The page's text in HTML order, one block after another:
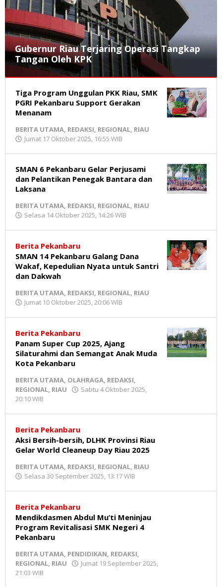
Gubernur Riau Terjaring Operasi Tangkap
Tangan Oleh KPK
UTAMA,
HUKUM,
REDAKSI,
RIAU
November
2025,
20:06
oleh
Redaksi
Tiga Program Unggulan PKK Riau, SMK
PGRI Pekanbaru Support Gerakan
Menanam
BERITA UTAMA, REDAKSI, REGIONAL, RIAU
Jumat 17 Oktober 2025, 16:55 WIB
SMAN 6 Pekanbaru Gelar Perjusami
dan Pelantikan Penegak Bantara dan
Laksana
BERITA UTAMA, REDAKSI, REGIONAL, RIAU
Selasa 14 Oktober 2025, 14:26 WIB
Berita Pekanbaru
SMAN 14 Pekanbaru Galang Dana
Wakaf, Kepedulian Nyata untuk Santri
dan Dakwah
BERITA UTAMA, REDAKSI, REGIONAL, RIAU
Jumat 10 Oktober 2025, 20:06 WIB
Berita Pekanbaru
Panam Super Cup 2025, Ajang
Silaturahmi dan Semangat Anak Muda
Kota Pekanbaru
BERITA UTAMA, OLAHRAGA, REDAKSI,
REGIONAL, RIAU
Sabtu 4 Oktober 2025,
20:10 WIB
Berita Pekanbaru
Aksi Bersih-bersih, DLHK Provinsi Riau
Gelar World Cleaneup Day Riau 2025
BERITA UTAMA, REDAKSI, REGIONAL, RIAU
Selasa 30 September 2025, 13:17 WIB
Berita Pekanbaru
Mendikdasmen Abdul Mu’ti Meninjau
Program Revitalisasi SMK Negeri 4
Pekanbaru
BERITA UTAMA, PENDIDIKAN, REDAKSI,
REGIONAL, RIAU
Jumat 19 September 2025,
21:03 WIB